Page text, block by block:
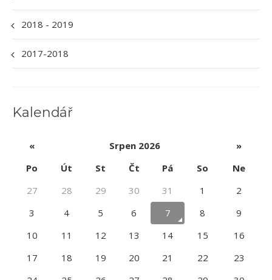
2018 - 2019
2017-2018
Kalendář
« Srpen 2026
»
Po
Út St Čt Pá So
Ne
27
28 29 30 31 1
2
3
4 5 6 7 8
9
10
11 12 13 14 15
16
17
18 19 20 21 22
23